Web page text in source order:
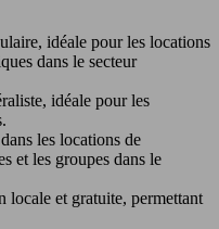
idéale pour les locations
dans le secteur
idéale pour les
les locations de
et les groupes dans le
et gratuite, permettant